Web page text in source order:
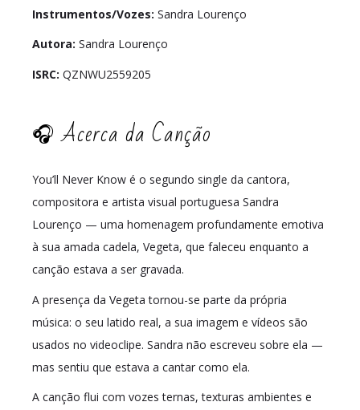
Instrumentos/Vozes: Sandra Lourenço
Autora: Sandra Lourenço
ISRC: QZNWU2559205
🎧 Acerca da Canção
You’ll Never Know é o segundo single da cantora,
compositora e artista visual portuguesa Sandra
Lourenço — uma homenagem profundamente emotiva
à sua amada cadela, Vegeta, que faleceu enquanto a
canção estava a ser gravada.
A presença da Vegeta tornou-se parte da própria
música: o seu latido real, a sua imagem e vídeos são
usados no videoclipe. Sandra não escreveu sobre ela —
mas sentiu que estava a cantar como ela.
A canção flui com vozes ternas, texturas ambientes e